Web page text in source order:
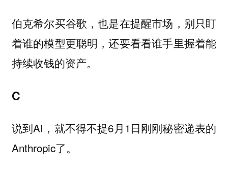
伯克希尔买谷歌，也是在提醒市场，别只盯
着谁的模型更聪明，还要看看谁手里握着能
持续收钱的资产。
C
说到AI，就不得不提6月1日刚刚秘密递表的
Anthropic了。